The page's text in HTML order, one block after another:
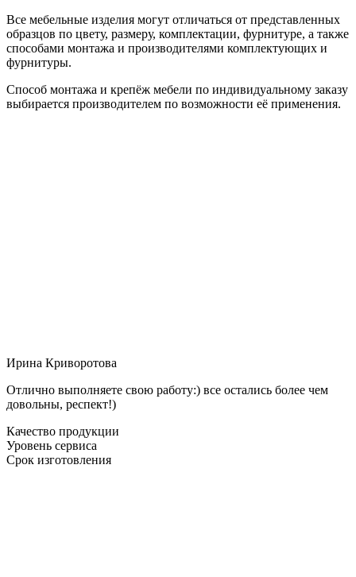
Все мебельные изделия могут отличаться от представленных
образцов по цвету, размеру, комплектации, фурнитуре, а также
способами монтажа и производителями комплектующих и
фурнитуры.
Способ монтажа и крепёж мебели по индивидуальному заказу
выбирается производителем по возможности её применения.
Ирина Криворотова
Отлично выполняете свою работу:) все остались более чем
довольны, респект!)
Качество продукции
Уровень сервиса
Срок изготовления